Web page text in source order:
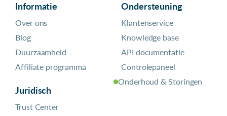
Informatie
Over ons
Blog
Duurzaamheid
Affiliate programma
Juridisch
Trust Center
Ondersteuning
Klantenservice
Knowledge base
API documentatie
Controlepaneel
Onderhoud & Storingen